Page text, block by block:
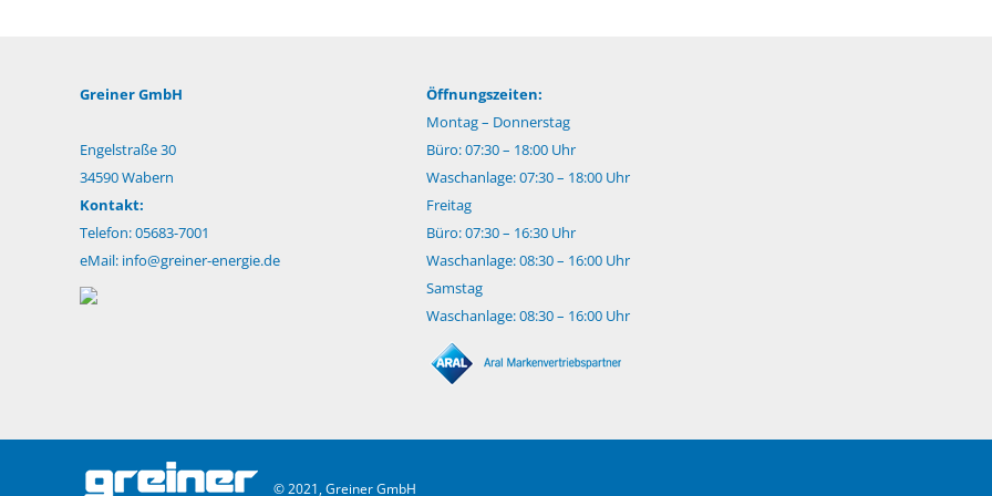
Greiner GmbH
Engelstraße 30
34590 Wabern
Kontakt:
Telefon: 05683-7001
eMail: info@greiner-energie.de
Öffnungszeiten:
Montag – Donnerstag
Büro: 07:30 – 18:00 Uhr
Waschanlage: 07:30 – 18:00 Uhr
Freitag
Büro: 07:30 – 16:30 Uhr
Waschanlage: 08:30 – 16:00 Uhr
Samstag
Waschanlage: 08:30 – 16:00 Uhr
© 2021, Greiner GmbH